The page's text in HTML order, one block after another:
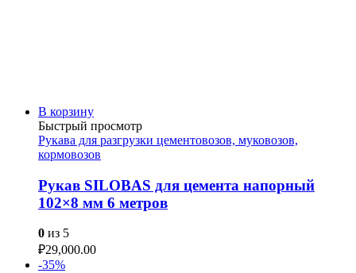
В корзину
Быстрый просмотр
Рукава для разгрузки цементовозов, муковозов,
кормовозов
Рукав SILOBAS для цемента напорный
102×8 мм 6 метров
0 из 5
₽29,000.00
-35%